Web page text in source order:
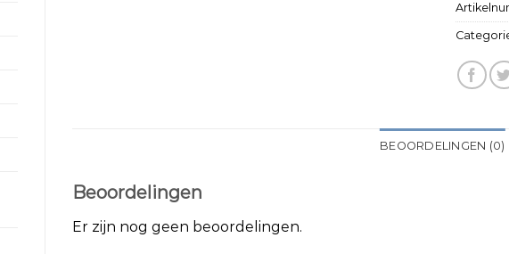
BEOORDELINGEN (0)
Beoordelingen
Er zijn nog geen beoordelingen.